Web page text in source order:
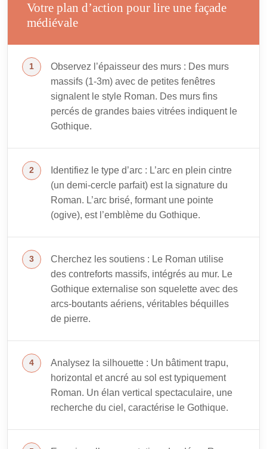
Votre plan d’action pour lire une façade
médiévale
Observez l’épaisseur des murs : Des murs
massifs (1-3m) avec de petites fenêtres
signalent le style Roman. Des murs fins
percés de grandes baies vitrées indiquent le
Gothique.
Identifiez le type d’arc : L’arc en plein cintre
(un demi-cercle parfait) est la signature du
Roman. L’arc brisé, formant une pointe
(ogive), est l’emblème du Gothique.
Cherchez les soutiens : Le Roman utilise
des contreforts massifs, intégrés au mur. Le
Gothique externalise son squelette avec des
arcs-boutants aériens, véritables béquilles
de pierre.
Analysez la silhouette : Un bâtiment trapu,
horizontal et ancré au sol est typiquement
Roman. Un élan vertical spectaculaire, une
recherche du ciel, caractérise le Gothique.